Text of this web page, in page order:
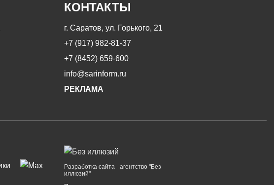
КОНТАКТЫ
г. Саратов, ул. Горького, 21
+7 (917) 982-81-37
+7 (8452) 659-600
info@sarinform.ru
РЕКЛАМА
Разработка сайта - агентство "Без
иллюзий"